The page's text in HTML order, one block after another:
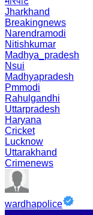
Jharkhand
Breakingnews
Narendramodi
Nitishkumar
Madhya_pradesh
Nsui
Madhyapradesh
Pmmodi
Rahulgandhi
Uttarpradesh
Haryana
Cricket
Lucknow
Uttarakhand
Crimenews
wardhapolice